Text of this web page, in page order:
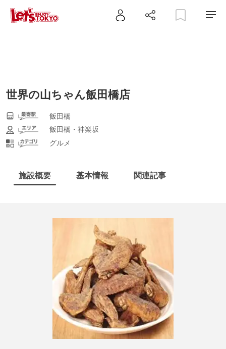
世界の山ちゃん飯田橋店
飯田橋
飯田橋・神楽坂
グルメ
施設概要 基本情報 関連記事